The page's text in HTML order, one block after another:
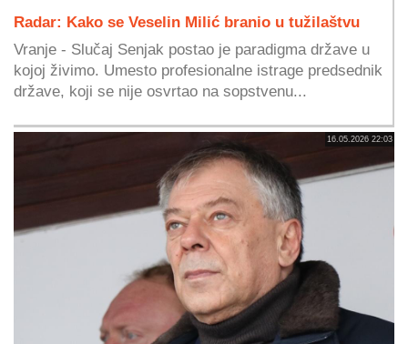
Radar: Kako se Veselin Milić branio u tužilaštvu
Vranje - Slučaj Senjak postao je paradigma države u
kojoj živimo. Umesto profesionalne istrage predsednik
države, koji se nije osvrtao na sopstvenu...
16.05.2026 22:03